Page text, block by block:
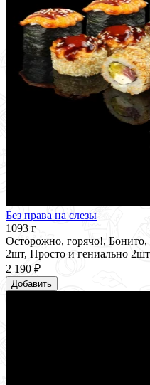
Без права на слезы
1093 г
Осторожно, горячо!,
2шт, Просто и гениально
2 190 ₽
Добавить